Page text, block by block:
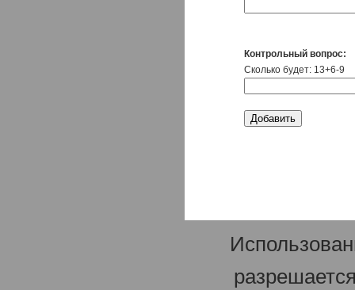
Контрольный вопрос:
Сколько будет: 13+6-9